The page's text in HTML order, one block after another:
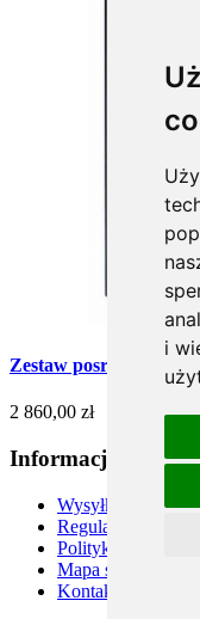
i
Zestaw posrebrzanych
2 860,00 zł
Informacje
Wysyłka
Regulamin
Polityka
Mapa strony
Kontakt